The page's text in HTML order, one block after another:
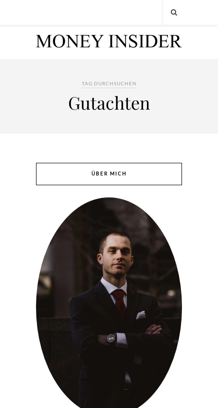
TAG DURCHSUCHEN
Gutachten
ÜBER MICH